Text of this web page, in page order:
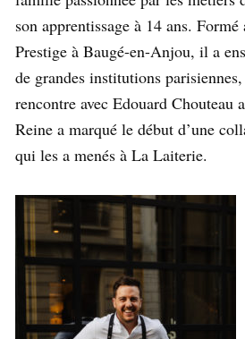
son apprentissage à 14 ans.
Prestige à Baugé-en-Anjou, il a
de grandes institutions
rencontre avec Edouard Chouteau
Reine a marqué le début d’une
qui les a menés à La Laiterie.